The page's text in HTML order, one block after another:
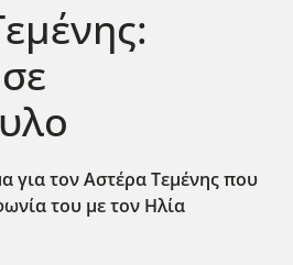
για τον Αστέρα Τεμένης που
του με τον Ηλία